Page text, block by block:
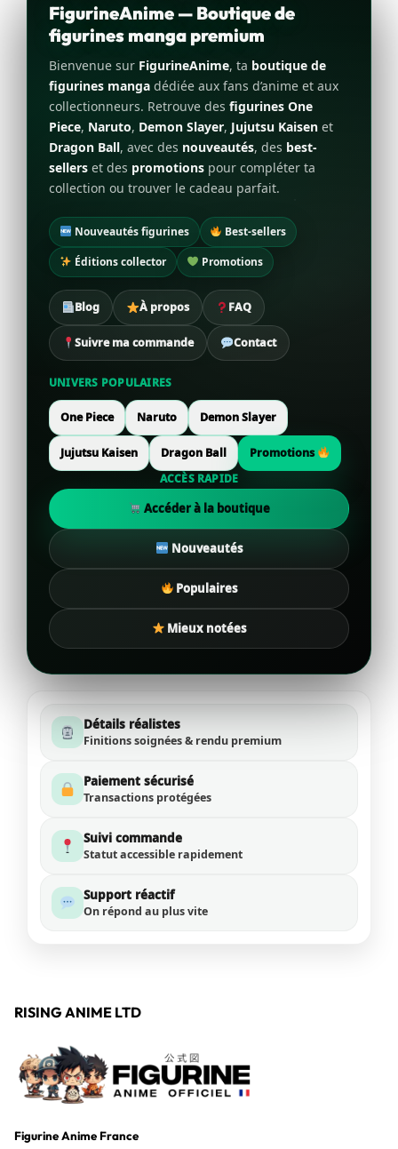
FigurineAnime — Boutique de
figurines manga premium
Bienvenue sur FigurineAnime, ta boutique de
figurines manga dédiée aux fans d’anime et aux
collectionneurs. Retrouve des figurines One
Piece, Naruto, Demon Slayer, Jujutsu Kaisen et
Dragon Ball, avec des nouveautés, des best-
sellers et des promotions pour compléter ta
collection ou trouver le cadeau parfait.
Nouveautés figurines
Best-sellers
Éditions collector
Promotions
Blog À propos FAQ
Suivre ma commande Contact
UNIVERS POPULAIRES
One Piece Naruto Demon Slayer
Jujutsu Kaisen Dragon Ball
Promotions
ACCÈS RAPIDE
Accéder à la boutique
Nouveautés
Populaires
Mieux notées
Détails réalistes
Finitions soignées & rendu premium
Paiement sécurisé
Transactions protégées
Suivi commande
Statut accessible rapidement
Support réactif
On répond au plus vite
RISING ANIME LTD
Figurine Anime France